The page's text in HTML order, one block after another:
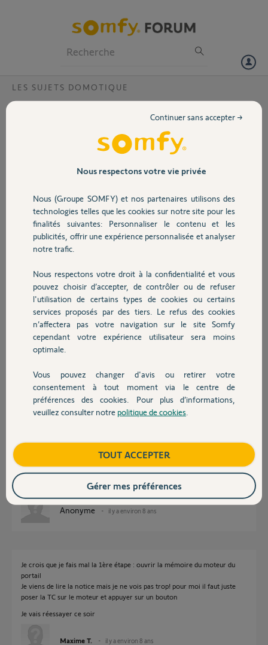
Volet
Sécurité
Domotique
Chauffage
Autres produits
Devis avec un pro
Contact
LES SUJETS DOMOTIQUE
Je possède la télécommande relais pour ajouter mon portail sga4100
mais malheureusement je n'y arrive pas
J'ai lu sur le forum qu'il fallait rajouter la TR à la tahoma mais ça ne
Quand je pose la TR ou ma telecommande normale sur le moteur,
rien ne se passe non plus
Quelqu'un pourrait il m'aider?
il y a environ 8 ans
Participer au fil de discussion
Réponses
Bonjour,
Posez la TCR sur le boitier et appuyez sur un des 2 bouton du bas.
Allez à Tahoma, puis ajouter portail, suivez les instructions et à un
touche choisie.
Anonyme il y a environ 8 ans
Je crois que je fais mal la 1ère étape : ouvrir la mémoire du moteur du
portail
Je viens de lire la notice mais je ne vois pas trop! pour moi il faut juste
poser la TC sur le moteur et appuyer sur un bouton
Je vais réessayer ce soir
Maxime T. il y a environ 8 ans
Nous respectons votre vie privée
Nous (Groupe SOMFY) et nos partenaires utilisons des
technologies telles que les cookies sur notre site pour les
finalités suivantes: Personnaliser le contenu et les
publicités, offrir une expérience personnalisée et analyser
notre trafic.
Nous respectons votre droit à la confidentialité et vous
pouvez choisir d’accepter, de contrôler ou de refuser
l'utilisation de certains types de cookies ou certains
services proposés par des tiers. Le refus des cookies
n’affectera pas votre navigation sur le site Somfy
cependant votre expérience utilisateur sera moins
optimale.
Vous pouvez changer d'avis ou retirer votre
consentement à tout moment via le centre de
préférences des cookies. Pour plus d’informations,
veuillez consulter notre politique de cookies
Continuer sans accepter →
TOUT ACCEPTER
Gérer mes préférences